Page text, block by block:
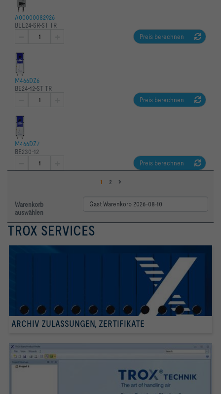
A00000082926
BEE24-SR-ST TR
Preis berechnen
M466DZ6
BE24-12-ST TR
Preis berechnen
M466DZ7
BE230-12
Preis berechnen
1 2
Warenkorb
auswählen
TROX SERVICES
ARCHIV ZULASSUNGEN, ZERTIFIKATE